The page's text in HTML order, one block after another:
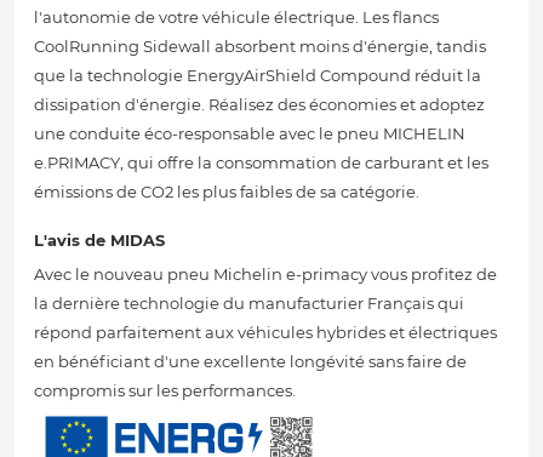
l'autonomie de votre véhicule électrique. Les flancs
CoolRunning Sidewall absorbent moins d'énergie, tandis
que la technologie EnergyAirShield Compound réduit la
dissipation d'énergie. Réalisez des économies et adoptez
une conduite éco-responsable avec le pneu MICHELIN
e.PRIMACY, qui offre la consommation de carburant et les
émissions de CO2 les plus faibles de sa catégorie.
L'avis de MIDAS
Avec le nouveau pneu Michelin e-primacy vous profitez de
la dernière technologie du manufacturier Français qui
répond parfaitement aux véhicules hybrides et électriques
en bénéficiant d'une excellente longévité sans faire de
compromis sur les performances.